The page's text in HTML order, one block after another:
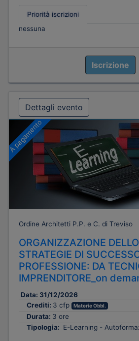
Priorità iscrizioni
nessuna
Iscrizione
Dettagli evento
A pagamento
Ordine Architetti P.P. e C. di Treviso
ORGANIZZAZIONE
STRATEGIE DI
PROFESSIONE: DA
IMPRENDITORE_on
Data: 31/12/2026
Crediti: 3 cfp Materie Obbl.
Durata: 3 ore
Tipologia: E-Learning -